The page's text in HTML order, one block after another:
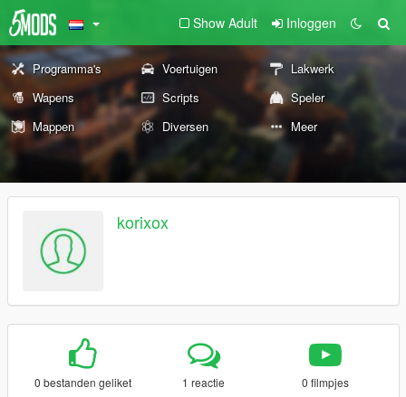
Show Adult Inloggen
Programma's Voertuigen
Lakwerk
Wapens
Scripts
Speler
Mappen
Diversen Meer
korixox
0 bestanden geliket 1 reactie 0 filmpjes